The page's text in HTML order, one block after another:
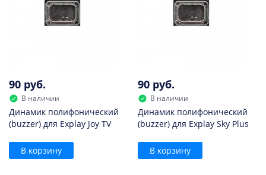
90 руб.
В наличии
Динамик полифонический
(buzzer) для Explay Joy TV
В корзину
90 руб.
В наличии
Динамик полифонический
(buzzer) для Explay Sky Plus
В корзину